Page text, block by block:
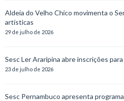
Aldeia do Velho Chico movimenta o
artísticas
29 de julho de 2026
Sesc Ler Araripina abre inscrições
23 de julho de 2026
Sesc Pernambuco apresenta